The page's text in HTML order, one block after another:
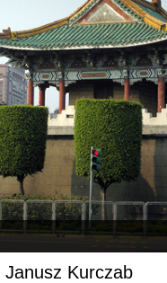
Janusz Kurczab